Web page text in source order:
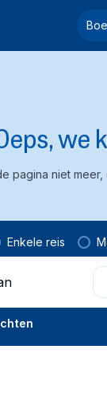
we
pagina niet
Enkele reis